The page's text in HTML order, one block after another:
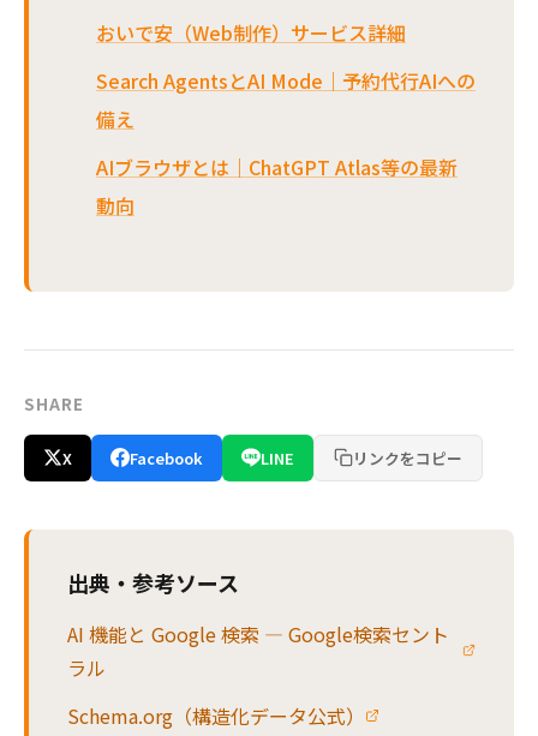
おいで安（Web制作）サービス詳細
Search AgentsとAI Mode｜予約代行AIへの
備え
AIブラウザとは｜ChatGPT Atlas等の最新
動向
SHARE
X Facebook LINE リンクをコピー
出典・参考ソース
AI 機能と Google 検索 — Google検索セント
ラル
Schema.org（構造化データ公式）